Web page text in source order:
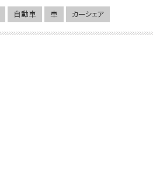
自動車 車 カーシェア